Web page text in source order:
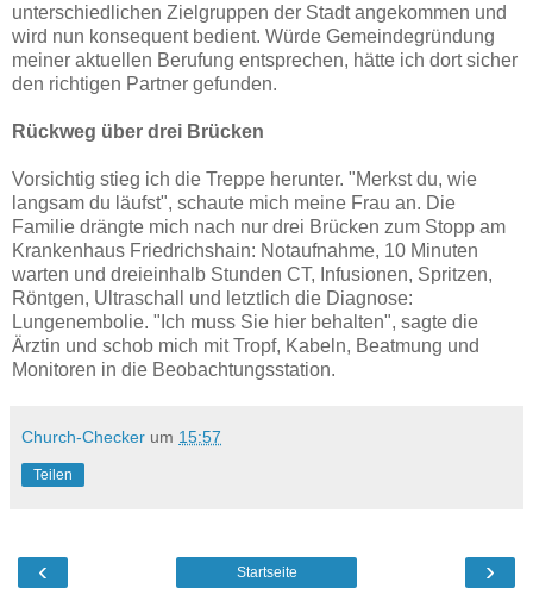
unterschiedlichen Zielgruppen der Stadt angekommen und
wird nun konsequent bedient. Würde Gemeindegründung
meiner aktuellen Berufung entsprechen, hätte ich dort sicher
den richtigen Partner gefunden.
Rückweg über drei Brücken
Vorsichtig stieg ich die Treppe herunter. "Merkst du, wie
langsam du läufst", schaute mich meine Frau an. Die
Familie drängte mich nach nur drei Brücken zum Stopp am
Krankenhaus Friedrichshain: Notaufnahme, 10 Minuten
warten und dreieinhalb Stunden CT, Infusionen, Spritzen,
Röntgen, Ultraschall und letztlich die Diagnose:
Lungenembolie. "Ich muss Sie hier behalten", sagte die
Ärztin und schob mich mit Tropf, Kabeln, Beatmung und
Monitoren in die Beobachtungsstation.
Church-Checker um 15:57
Teilen
‹ ›
Startseite